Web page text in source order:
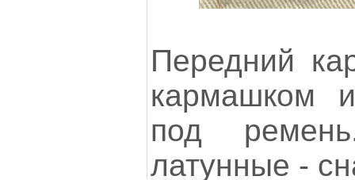
Передний
кармашком
под
латунные -